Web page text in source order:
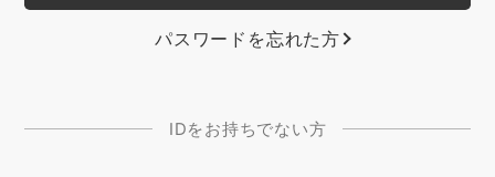
パスワードを忘れた方
IDをお持ちでない方